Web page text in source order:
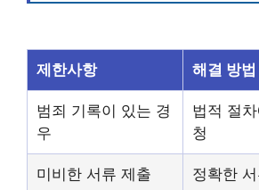
제한사항 해결 방법
범죄 기록이 있는 경
우
법적 절
청
미비한 서류 제출 정확한